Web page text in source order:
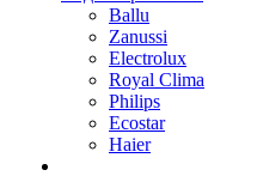
Ballu
Zanussi
Electrolux
Royal Clima
Philips
Ecostar
Haier